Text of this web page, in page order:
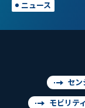
ニュース
セン
モビリティ